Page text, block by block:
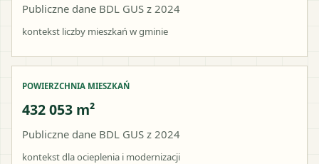
Publiczne dane BDL GUS z 2024
kontekst liczby mieszkań w gminie
POWIERZCHNIA MIESZKAŃ
432 053 m²
Publiczne dane BDL GUS z 2024
kontekst dla ocieplenia i modernizacji